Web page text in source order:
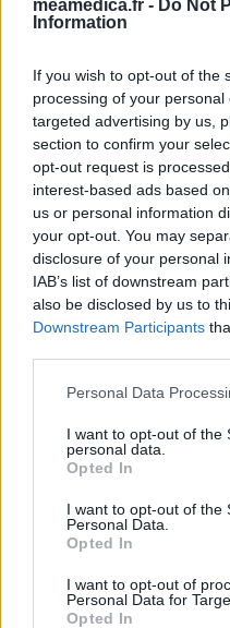
meamedica.fr - Do Not
Information
If you wish to opt-out of the
processing of your
targeted advertising by us,
section to confirm your
opt-out request is
interest-based ads based
us or personal information
your opt-out. You may
disclosure of your personal
IAB’s list of downstream
also be disclosed by us to
Downstream Participants
Personal Data
I want to opt-out of the
personal data.
Opted In
I want to opt-out of the
Personal Data.
Opted In
I want to opt-out of
Personal Data for
Opted In
Toxicomanie
Dépression - antidépresseurs
Lyrica (572)
Epilepsie
Simvastatine (510)
Cholestérol
Amoxicilline (509)
Antibiotiques - pénicillines à
Seroplex (424)
Dépression - antidépresseurs
Cymbalta (418)
Dépression - antidépresseurs
Tamoxifene (386)
Crestor (366)
Cholestérol
Deroxat (366)
Dépression - antidépresseurs IRS
Citalopram (358)
Dépression - antidépresseurs
Metformine (357)